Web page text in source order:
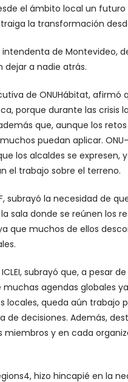
el ámbito local un
la transformación
intendenta de Montevideo,
a nadie atrás.
de ONUHábitat, afirmó
porque durante las crisis
que, aunque los
puedan aplicar.
los alcaldes se expresen,
el trabajo sobre el terreno.
subrayó la necesidad de
sala donde se reúnen los
que muchos de ellos
subrayó que, a pesar
agendas globales
locales, queda aún trabajo
decisiones. Además,
miembros y en cada
hizo hincapié en la